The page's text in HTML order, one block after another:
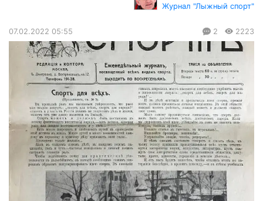
Журнал "Лыжный спорт"
07.02.2022 05:55 2 2223